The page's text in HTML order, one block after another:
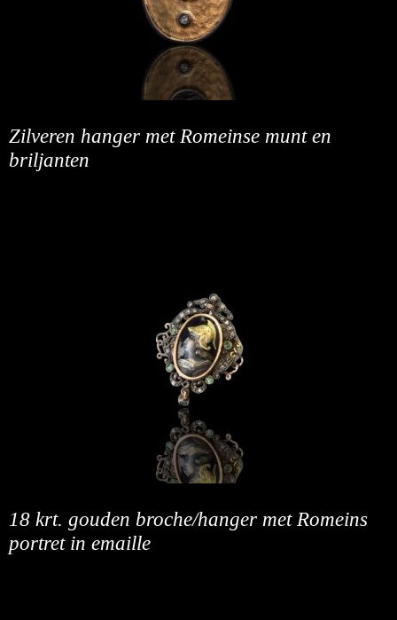
Zilveren hanger met Romeinse munt en
briljanten
18 krt. gouden broche/hanger met Romeins
portret in emaille